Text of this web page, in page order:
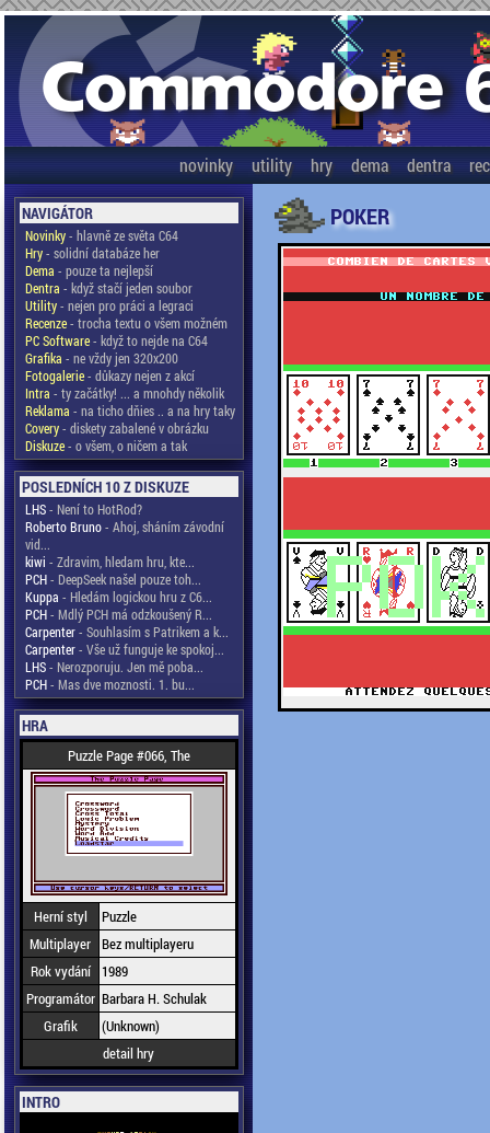
novinky utility hry dema dentra
NAVIGÁTOR
Novinky- hlavně ze světa C64
Hry- solidní databáze her
Dema - pouze ta nejlepší
Dentra - když stačí jeden soubor
Utility- nejen pro práci a legraci
Recenze- trocha textu o všem možném
PC Software- když to nejde na C64
Grafika - ne vždy jen 320x200
Fotogalerie- důkazy nejen z akcí
Intra - ty začátky! ... a mnohdy několik
Reklama - na ticho dňies .. a na hry taky
Covery- diskety zabalené v obrázku
Diskuze- o všem, o ničem a tak
POSLEDNÍCH 10 Z DISKUZE
LHS- Není to HotRod?
Roberto Bruno- Ahoj, sháním závodní
vid...
kiwi - Zdravim, hledam hru, kte...
PCH- DeepSeek našel pouze toh...
Kuppa - Hledám logickou hru z C6...
PCH- Mdlý PCH má odzkoušený R...
Carpenter- Souhlasím s Patrikem a k...
Carpenter- Vše už funguje ke spokoj...
LHS- Nerozporuju. Jen mě poba...
PCH- Mas dve moznosti. 1. bu...
HRA
Puzzle Page #066, The
Herní styl
Puzzle
Multiplayer Bez multiplayeru
Rok vydání
1989
Programátor Barbara H. Schulak
Grafik
(Unknown)
detail hry
INTRO
POKER